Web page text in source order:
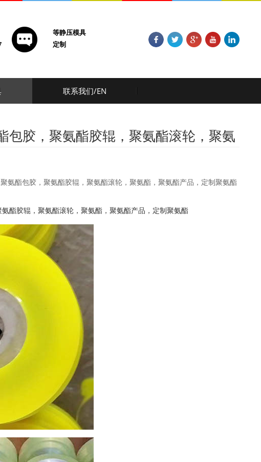
等静压模具
定制
联系我们/EN
包胶，聚氨酯胶辊，聚氨酯滚轮，聚氨
氨酯包胶，聚氨酯胶辊，聚氨酯滚轮，聚氨酯，聚氨酯产品，定制聚氨酯
酯胶辊，聚氨酯滚轮，聚氨酯，聚氨酯产品，定制聚氨酯